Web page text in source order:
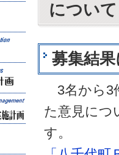
教育大綱
学校施設の長寿命化計
八千代町の学校
について
募集結
3名から3
た意見につ
す。